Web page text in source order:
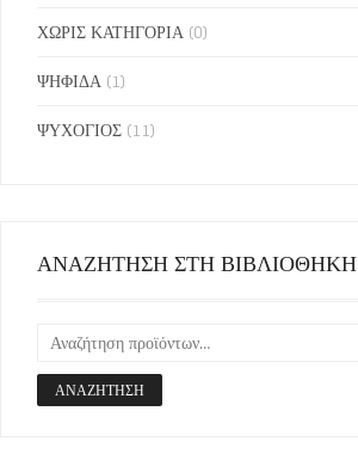
ΧΩΡΙΣ ΚΑΤΗΓΟΡΙΑ (0)
ΨΗΦΙΔΑ (1)
ΨΥΧΟΓΙΟΣ (11)
ΑΝΑΖΗΤΗΣΗ ΣΤΗ ΒΙΒΛΙΟΘΗΚΗ
ΑΝΑΖΉΤΗΣΗ